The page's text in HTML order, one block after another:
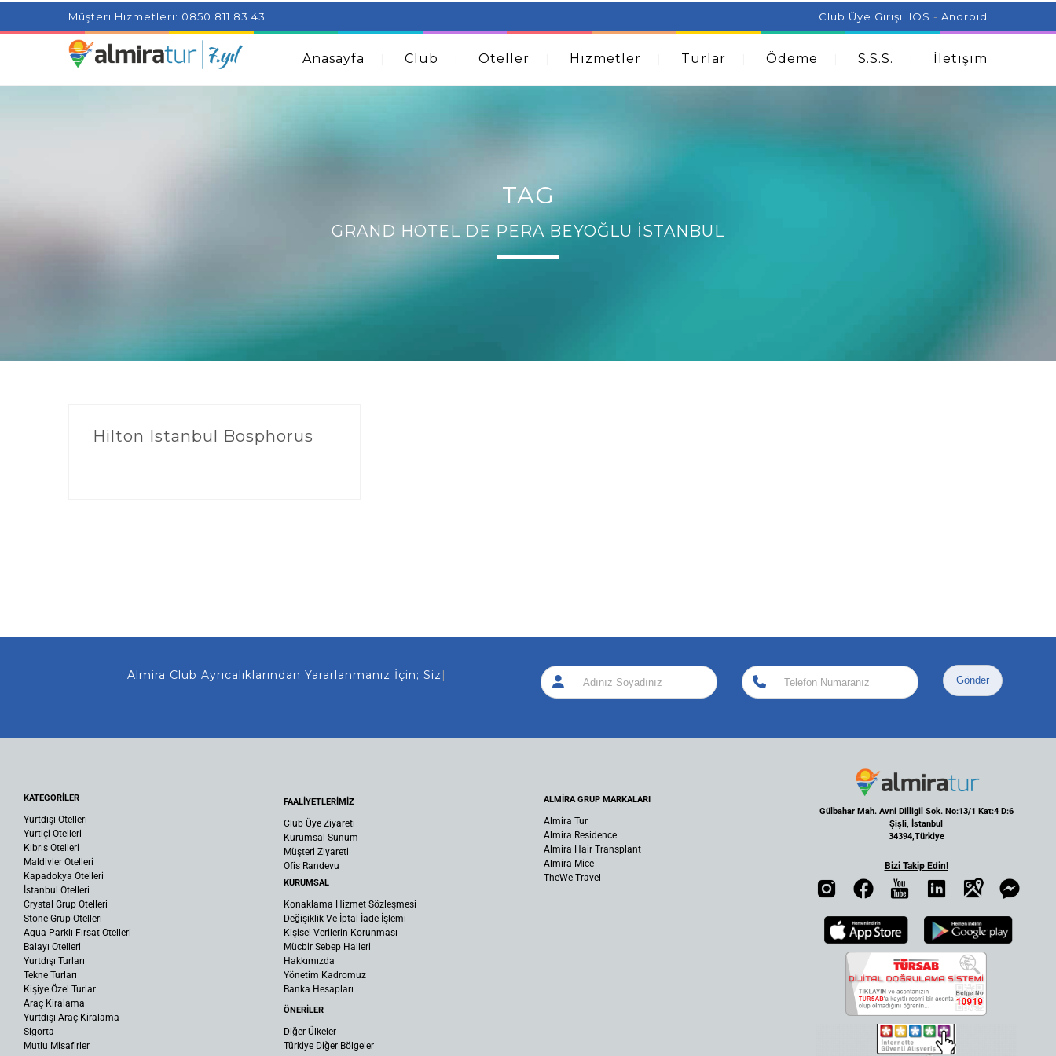
Project Milenial featuring news blogs and tutorials How A Dermatologist Can Help With Acne Problems Aromatherapy And
Kids Amazingly Simple Skin Care Tips For People With Acne
Müşteri Hizmetleri: 0850 811 83 43 Club Üye Girişi: IOS - Android
Anasayfa Club Oteller Hizmetler Turlar Ödeme S.S.S. İletişim
TAG
GRAND HOTEL DE PERA BEYOĞLU İSTANBUL
Hilton Istanbul Bosphorus
Almira Club Ayrıcalıklarından Yararlanmanız İçin; Sizi Ar Gönder
KATEGORİLER
Yurtdışı Otelleri
Yurtiçi Otelleri
Kıbrıs Otelleri
Maldivler Otelleri
Kapadokya Otelleri
İstanbul Otelleri
Crystal Grup Otelleri
Stone Grup Otelleri
Aqua Parklı Fırsat Otelleri
Balayı Otelleri
Yurtdışı Turları
Tekne Turları
Kişiye Özel Turlar
Araç Kiralama
Yurtdışı Araç Kiralama
Sigorta
Mutlu Misafirler
FAALİYETLERİMİZ
Club Üye Ziyareti
Kurumsal Sunum
Müşteri Ziyareti
Ofis Randevu
KURUMSAL
Konaklama Hizmet Sözleşmesi
Değişiklik Ve İptal İade İşlemi
Kişisel Verilerin Korunması
Mücbir Sebep Halleri
Hakkımızda
Yönetim Kadromuz
Banka Hesapları
ÖNERİLER
Diğer Ülkeler
Türkiye Diğer Bölgeler
ALMİRA GRUP MARKALARI
Almira Tur
Almira Residence
Almira Hair Transplant
Almira Mice
TheWe Travel
Gülbahar Mah. Avni Dilligil Sok. No:13/1 Kat:4 D:6
Şişli, İstanbul
34394,Türkiye
Bizi Takip Edin!